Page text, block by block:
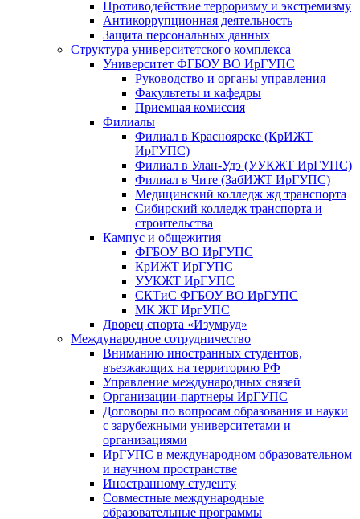
Противодействие терроризму и экстремизму
Антикоррупционная деятельность
Защита персональных данных
Структура университетского комплекса
Университет ФГБОУ ВО ИрГУПС
Руководство и органы управления
Факультеты и кафедры
Приемная комиссия
Филиалы
Филиал в Красноярске (КрИЖТ
ИрГУПС)
Филиал в Улан-Удэ (УУКЖТ ИрГУПС)
Филиал в Чите (ЗабИЖТ ИрГУПС)
Медицинский колледж жд транспорта
Сибирский колледж транспорта и
строительства
Кампус и общежития
ФГБОУ ВО ИрГУПС
КрИЖТ ИрГУПС
УУКЖТ ИрГУПС
СКТиС ФГБОУ ВО ИрГУПС
МК ЖТ ИргУПС
Дворец спорта «Изумруд»
Международное сотрудничество
Вниманию иностранных студентов,
въезжающих на территорию РФ
Управление международных связей
Организации-партнеры ИрГУПС
Договоры по вопросам образования и науки
с зарубежными университетами и
организациями
ИрГУПС в международном образовательном
и научном пространстве
Иностранному студенту
Совместные международные
образовательные программы